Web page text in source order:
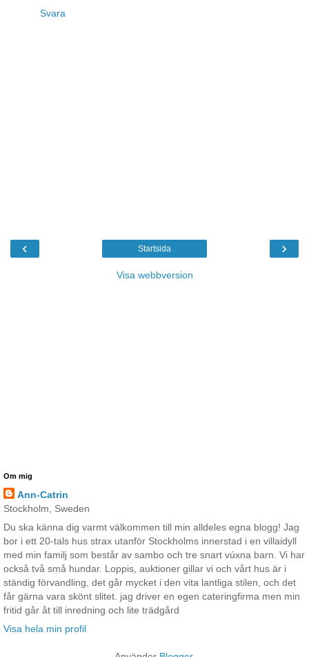
Svara
‹ ›
Startsida
Visa webbversion
Om mig
Ann-Catrin
Stockholm, Sweden
Du ska känna dig varmt välkommen till min alldeles egna blogg! Jag
bor i ett 20-tals hus strax utanför Stockholms innerstad i en villaidyll
med min familj som består av sambo och tre snart vúxna barn. Vi har
också två små hundar. Loppis, auktioner gillar vi och vårt hus är i
ständig förvandling, det går mycket i den vita lantliga stilen, och det
får gärna vara skönt slitet. jag driver en egen cateringfirma men min
fritid går åt till inredning och lite trädgård
Visa hela min profil